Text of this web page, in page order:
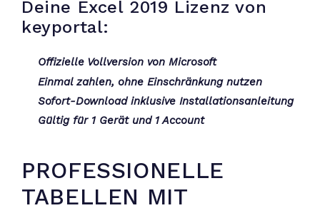
Deine Excel 2019 Lizenz von
keyportal:
Offizielle Vollversion von Microsoft
Einmal zahlen, ohne Einschränkung nutzen
Sofort-Download inklusive Installationsanleitung
Gültig für 1 Gerät und 1 Account
PROFESSIONELLE
TABELLEN MIT